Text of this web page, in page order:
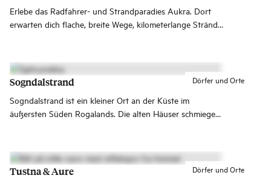
Erlebe das Radfahrer- und Strandparadies Aukra. Dort
erwarten dich flache, breite Wege, kilometerlange Strände
Dörfer und Orte
Sogndalstrand
Sogndalstrand ist ein kleiner Ort an der Küste im
äußersten Süden Rogalands. Die alten Häuser schmiegen
außerhalb des Ortes und ist nur wenige Gehminuten
entfernt.
Dörfer und Orte
Tustna & Aure